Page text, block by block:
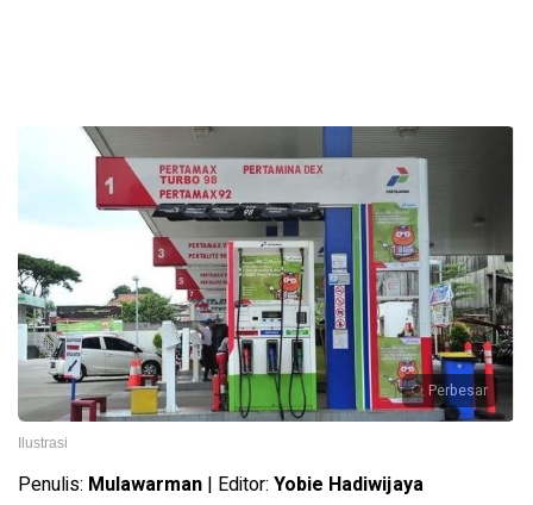
Perbesar
Ilustrasi
Penulis: Mulawarman | Editor: Yobie Hadiwijaya